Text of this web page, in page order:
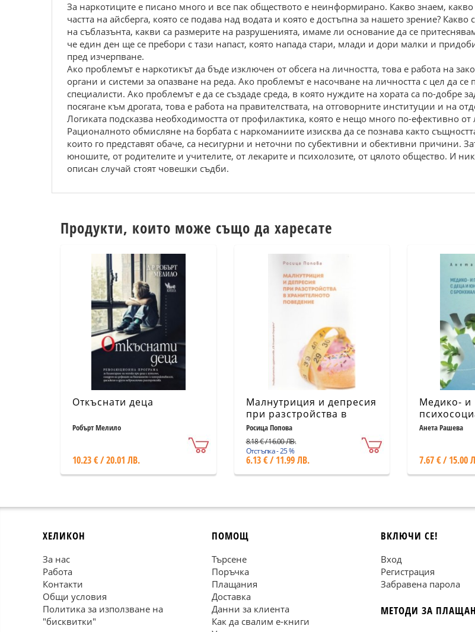
За наркотиците е писано много и все пак обществото е неинформирано. Какво знаем,
частта на айсберга, която се подава над водата и която е достъпна за нашето зрение?
на съблазънта, какви са размерите на разрушенията, имаме ли основание да се
че един ден ще се пребори с тази напаст, която напада стари, млади и дори малки и
пред изчерпване.
Ако проблемът е наркотикът да бъде изключен от обсега на личността, това е работа на
органи и системи за опазване на реда. Ако проблемът е насочване на личността с цел да
специалисти. Ако проблемът е да се създаде среда, в която нуждите на хората са по-добре
посягане към дрогата, това е работа на правителствата, на отговорните институции и на
Логиката подсказва необходимостта от профилактика, която е нещо много по-ефективно от
Рационалното обмисляне на борбата с наркоманиите изисква да се познава както
които го представят обаче, са несигурни и неточни по субективни и обективни причини.
юношите, от родителите и учителите, от лекарите и психолозите, от цялото общество. И
описан случай стоят човешки съдби.
Продукти, които може също да харесате
Откъснати деца
Робърт Мелило
10.23 € / 20.01 ЛВ.
Малнутриция и депресия
при разстройства в
хранителното поведение
Росица Попова
8.18 € / 16.00 ЛВ.
Отстъпка - 25 %
6.13 € / 11.99 ЛВ.
Медико- и
деца и
Анета Рашева
7.67 € / 15.00
ХЕЛИКОН
За нас
Работа
Контакти
Общи условия
Политика за използване на
"бисквитки"
ПОМОЩ
Търсене
Поръчка
Плащания
Доставка
Данни за клиента
Как да свалим е-книги
ВКЛЮЧИ СЕ!
Вход
Регистрация
Забравена парола
МЕТОДИ ЗА